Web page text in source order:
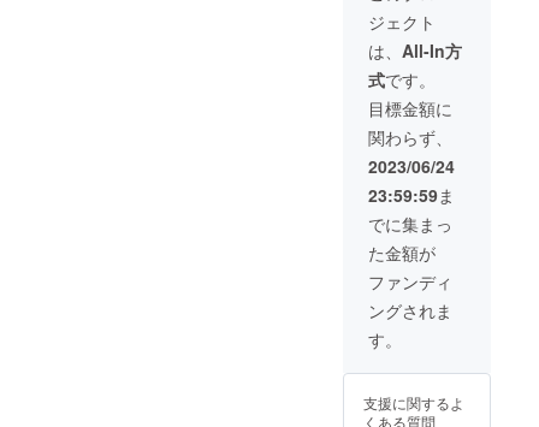
オープ
ン
チャッ
トご招
待 ・
ファン
ミー
ティン
グ参加
権利(都
内某
所、7月
頃予
定。※在
庫数の
設定な
ジェクト
は、 All-In方
式です。
目標金額に
関わらず、
2023/06/24
23:59:59ま
でに集まっ
た金額が
ファンディ
ングされま
す。
支援に関するよ
くある質問